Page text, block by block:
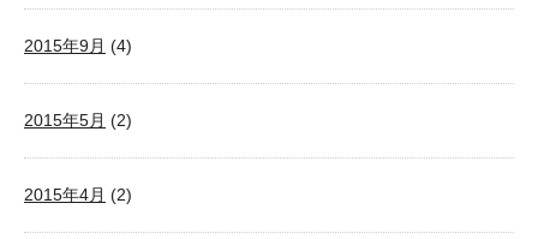
2015年9月 (4)
2015年5月 (2)
2015年4月 (2)